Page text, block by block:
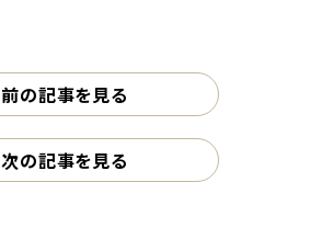
前の記事を見る
次の記事を見る